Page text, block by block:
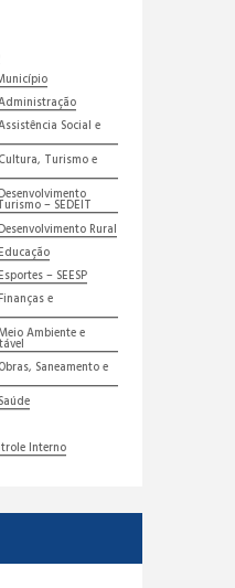
Social e
Turismo e
– SEDEIT
Rural
– SEESP
e
Ambiente e
Saneamento e
Interno